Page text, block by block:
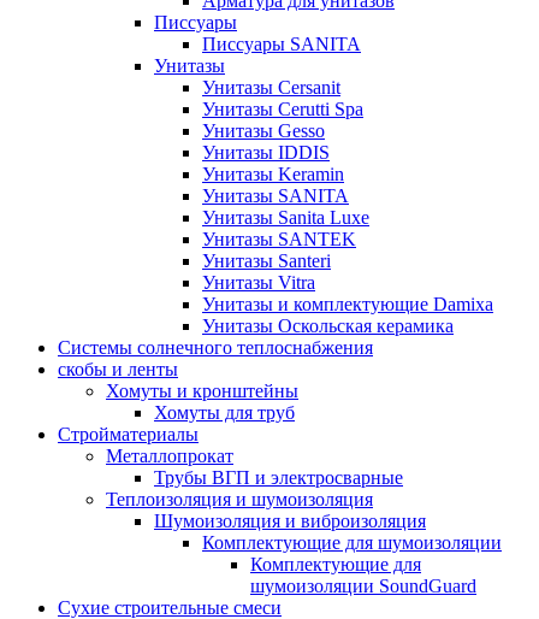
Писсуары
Писсуары SANITA
Унитазы
Унитазы Cersanit
Унитазы Cerutti Spa
Унитазы Gesso
Унитазы IDDIS
Унитазы Keramin
Унитазы SANITA
Унитазы Sanita Luxe
Унитазы SANTEK
Унитазы Santeri
Унитазы Vitra
Унитазы и комплектующие Damixa
Унитазы Оскольская керамика
Системы солнечного теплоснабжения
скобы и ленты
Хомуты и кронштейны
Хомуты для труб
Стройматериалы
Металлопрокат
Трубы ВГП и электросварные
Теплоизоляция и шумоизоляция
Шумоизоляция и виброизоляция
Комплектующие для шумоизоляции
Комплектующие для
шумоизоляции SoundGuard
Сухие строительные смеси